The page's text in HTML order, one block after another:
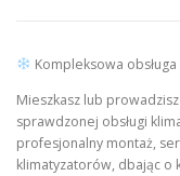
Kompleksowa
Mieszkasz lub
sprawdzonej obsługi
profesjonalny montaż,
klimatyzatorów, dbając